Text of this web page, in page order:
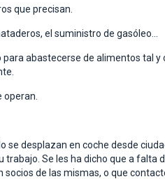
que precisan.
el suministro de gasóleo…
abastecerse de alimentos tal y
se desplazan en coche desde
Se les ha dicho que a falta
de las mismas, o que